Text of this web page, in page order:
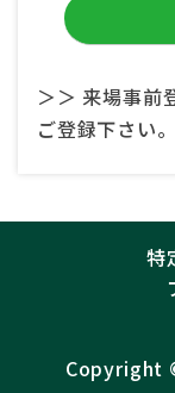
＞＞ 来場事前
ご登録下さい。
特
Copyright